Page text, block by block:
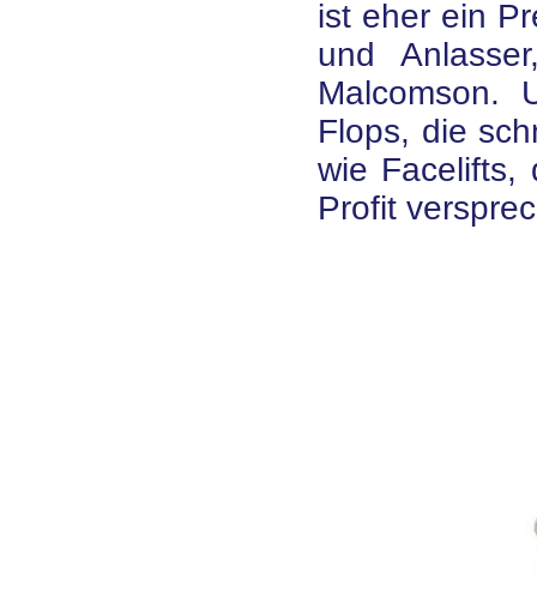
ist eher ein
und
Flops, die
wie Facelifts,
Profit